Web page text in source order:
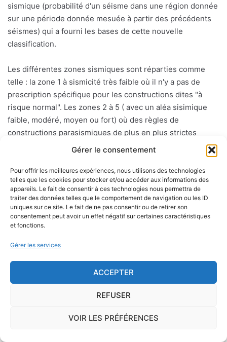
Gérer le consentement
Pour offrir les meilleures expériences, nous utilisons des technologies
telles que les cookies pour stocker et/ou accéder aux informations des
appareils. Le fait de consentir à ces technologies nous permettra de
traiter des données telles que le comportement de navigation ou les ID
uniques sur ce site. Le fait de ne pas consentir ou de retirer son
consentement peut avoir un effet négatif sur certaines caractéristiques
et fonctions.
Gérer les services
ACCEPTER
REFUSER
VOIR LES PRÉFÉRENCES
sismique (probabilité d'un séisme dans une région donnée
sur une période donnée mesuée à partir des précédents
séismes) qui a fourni les bases de cette nouvelle
classification.
Les différentes zones sismiques sont réparties comme
telle : la zone 1 à sismicité très faible où il n'y a pas de
prescription spécifique pour les constructions dites "à
risque normal". Les zones 2 à 5 ( avec un aléa sisimique
faible, modéré, moyen ou fort) où des règles de
constructions parasismiques de plus en plus strictes
doivent être appliquées aux bâtiments dits "à risque
Le risque mérule
Le diagnostic concernant la mérule, champignon
lignivore n'est pas obligatoire pour la vente d'un bien
immobilier hormis dans 20 communes du Finistère
vigilant car des chantiers de champignons lignivores
France, en particulier dans le Finistère ou à Paris.
Pour éviter l'apparition et la prolifération de mérule